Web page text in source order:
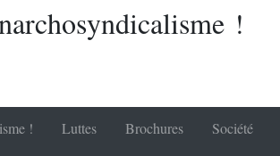
!
! Luttes Brochures Société